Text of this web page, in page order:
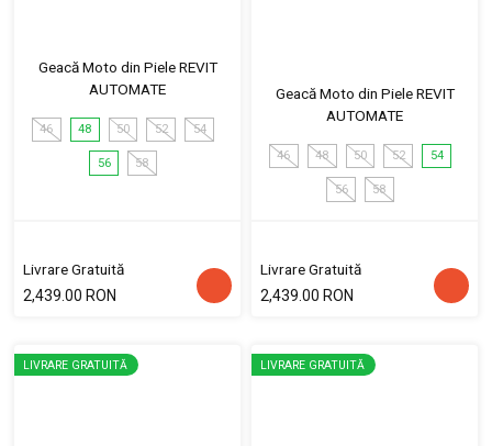
Geacă Moto din Piele REVIT
AUTOMATE
46 48 50 52 54
56 58
Livrare Gratuită
2,439.00 RON
Geacă Moto din Piele REVIT
AUTOMATE
46 48 50 52 54
56 58
Livrare Gratuită
2,439.00 RON
LIVRARE GRATUITĂ LIVRARE GRATUITĂ